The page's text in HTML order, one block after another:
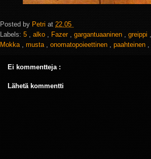
Posted by Petri at 22.05
Labels: 5 alko Fazer gargantuaaninen greippi
Mokka
musta onomatopoieettinen paahteinen
Ei kommentteja :
Lähetä kommentti